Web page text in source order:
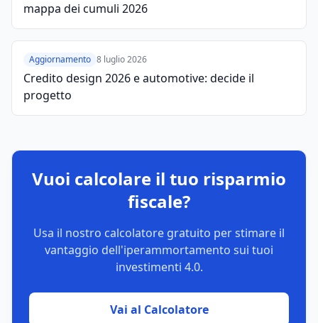
mappa dei cumuli 2026
Aggiornamento 8 luglio 2026
Credito design 2026 e automotive: decide il
progetto
Vuoi calcolare il tuo risparmio
fiscale?
Usa il nostro calcolatore gratuito per stimare il
vantaggio dell'iperammortamento sui tuoi
investimenti 4.0.
Vai al Calcolatore